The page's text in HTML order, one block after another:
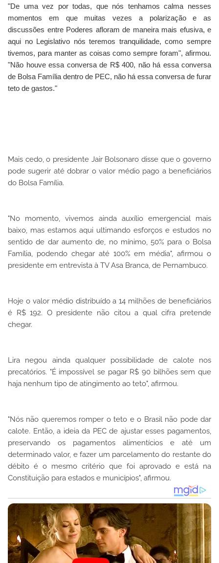
"De uma vez por todas, que nós tenhamos calma nesses
momentos em que muitas vezes a polarização e as
discussões entre Poderes afloram de maneira mais efusiva, e
aqui no Legislativo nós teremos tranquilidade, como sempre
tivemos, para manter as coisas como sempre foram", afirmou.
"Não houve essa conversa de R$ 400, não há essa conversa
de Bolsa Família dentro de PEC, não há essa conversa de furar
teto de gastos."
Mais cedo, o presidente Jair Bolsonaro disse que o governo
pode sugerir até dobrar o valor médio pago a beneficiários
do Bolsa Família.
"No momento, vivemos ainda auxílio emergencial mais
baixo, mas estamos aqui ultimando esforços e estudos no
sentido de dar aumento de, no mínimo, 50% para o Bolsa
Família, podendo chegar até 100% em média", afirmou o
presidente em entrevista à TV Asa Branca, de Pernambuco.
Hoje o valor médio distribuído a 14 milhões de beneficiários
é R$ 192. O presidente não citou a qual cifra pretende
chegar.
Lira negou ainda qualquer possibilidade de calote nos
precatórios. "É impossível se pagar R$ 90 bilhões sem que
haja nenhum tipo de atingimento ao teto", afirmou.
"Nós não queremos romper o teto e o Brasil não pode dar
calote. Então, a ideia da PEC de ajustar esses pagamentos,
preservando os pagamentos alimentícios e até um
determinado valor, e fazer um parcelamento do restante do
débito é o mesmo critério que foi aprovado e está na
Constituição para estados e municípios", afirmou.